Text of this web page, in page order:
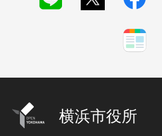
横浜市役所